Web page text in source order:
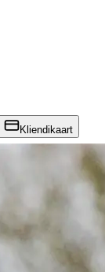
Kliendikaart